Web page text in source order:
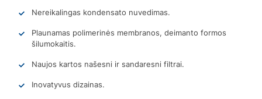
Nereikalingas kondensato nuvedimas.
Plaunamas polimerinės membranos, deimanto formos
šilumokaitis.
Naujos kartos našesni ir sandaresni filtrai.
Inovatyvus dizainas.